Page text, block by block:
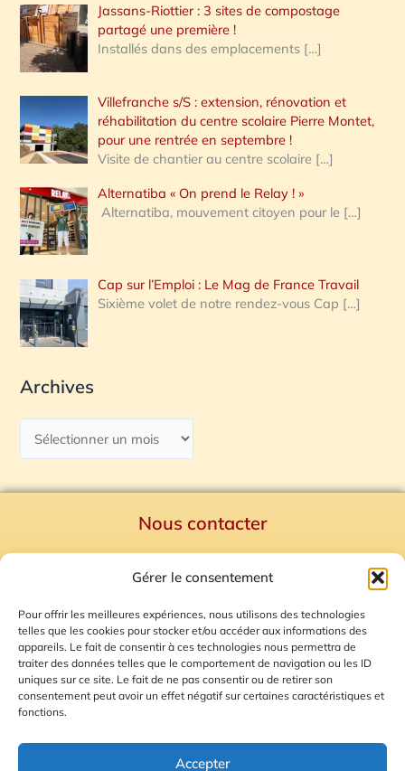
Gérer le consentement
Pour offrir les meilleures expériences, nous utilisons des technologies
telles que les cookies pour stocker et/ou accéder aux informations des
appareils. Le fait de consentir à ces technologies nous permettra de
traiter des données telles que le comportement de navigation ou les ID
uniques sur ce site. Le fait de ne pas consentir ou de retirer son
consentement peut avoir un effet négatif sur certaines caractéristiques et
fonctions.
Accepter
Jassans-Riottier : 3 sites de compostage
partagé une première !
Installés dans des emplacements […]
Villefranche s/S : extension, rénovation et
réhabilitation du centre scolaire Pierre Montet,
pour une rentrée en septembre !
Visite de chantier au centre scolaire […]
Alternatiba « On prend le Relay ! »
Alternatiba, mouvement citoyen pour le […]
Cap sur l’Emploi : Le Mag de France Travail
Sixième volet de notre rendez-vous Cap […]
Archives
Nous contacter
Mentions Légales
Plan du site
Gestion des Cookies